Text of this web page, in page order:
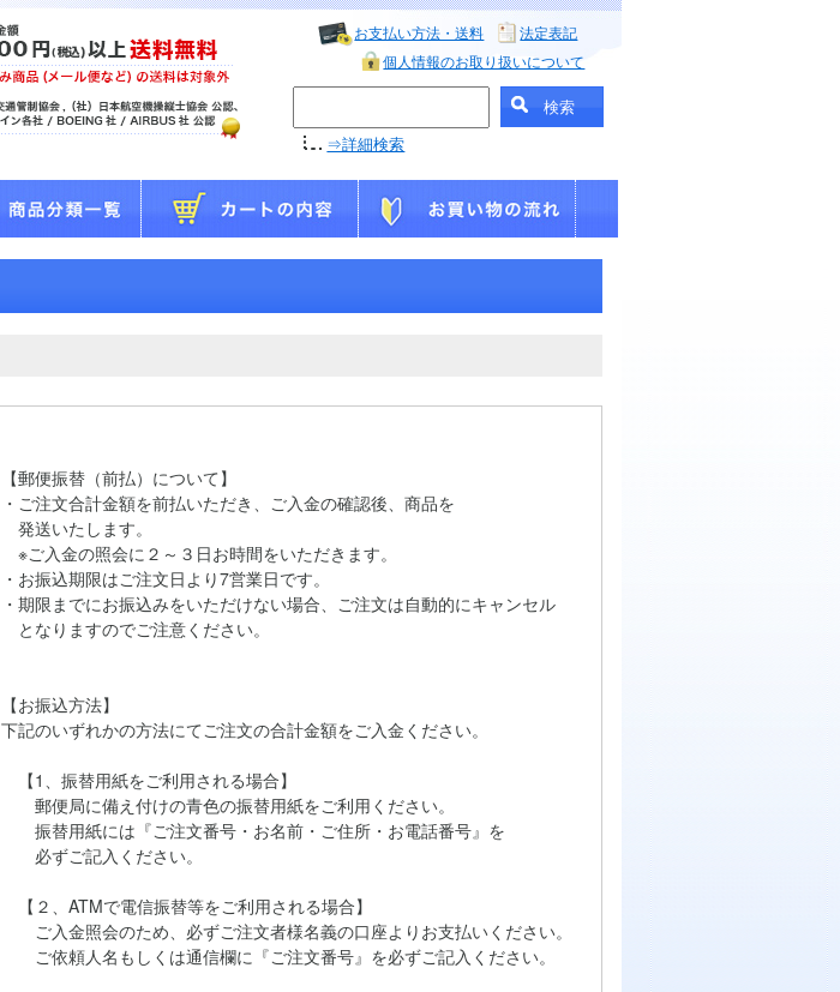
お支払い方法・送料
法定表記
個人情報のお取り扱いについて
⇒詳細検索
【郵便振替（前払）について】
・ご注文合計金額を前払いただき、ご入金の確認後、商品を
発送いたします。
※ご入金の照会に２～３日お時間をいただきます。
・お振込期限はご注文日より7営業日です。
・期限までにお振込みをいただけない場合、ご注文は自動的にキャンセル
となりますのでご注意ください。
【お振込方法】
下記のいずれかの方法にてご注文の合計金額をご入金ください。
【1、振替用紙をご利用される場合】
郵便局に備え付けの青色の振替用紙をご利用ください。
振替用紙には『ご注文番号・お名前・ご住所・お電話番号』を
必ずご記入ください。
【２、ATMで電信振替等をご利用される場合】
ご入金照会のため、必ずご注文者様名義の口座よりお支払いください。
ご依頼人名もしくは通信欄に『ご注文番号』を必ずご記入ください。